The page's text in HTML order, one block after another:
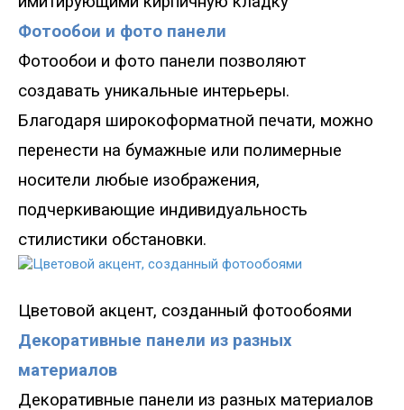
Фотообои и фото панели
Фотообои и фото панели позволяют
создавать уникальные интерьеры.
Благодаря широкоформатной печати, можно
перенести на бумажные или полимерные
носители любые изображения,
подчеркивающие индивидуальность
стилистики обстановки.
Цветовой акцент, созданный фотообоями
Декоративные панели из разных
материалов
Декоративные панели из разных материалов